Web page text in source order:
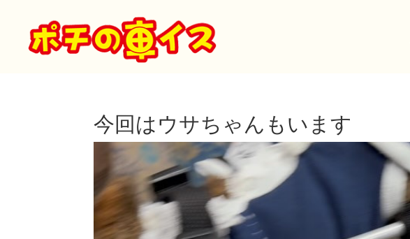
今回はウサちゃんもいます